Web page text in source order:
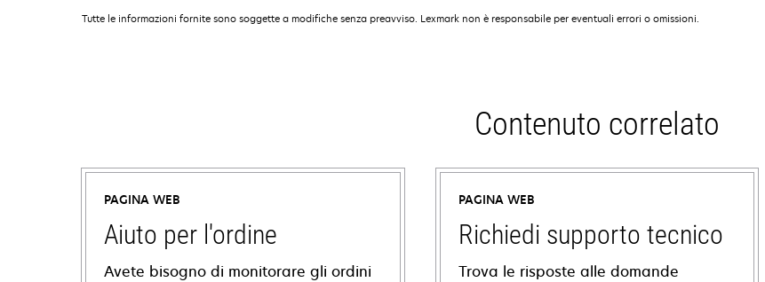
Tutte le informazioni fornite sono soggette a modifiche senza preavviso. Lexmark non è responsabile per eventuali errori o omissioni.
Contenuto correlato
PAGINA WEB
Aiuto per l'ordine
Avete bisogno di monitorare gli ordini
PAGINA WEB
Richiedi supporto tecnico
Trova le risposte alle domande